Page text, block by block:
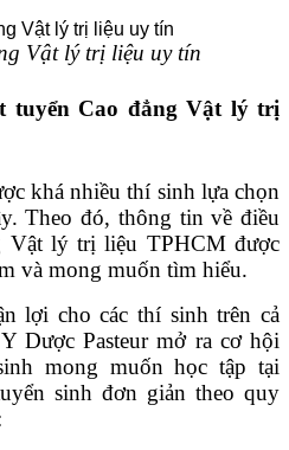
Vật lý trị liệu uy tín
tuyển Cao đẳng Vật lý trị
khá nhiều thí sinh lựa chọn
Theo đó, thông tin về điều
Vật lý trị liệu TPHCM được
và mong muốn tìm hiểu.
lợi cho các thí sinh trên cả
Dược Pasteur mở ra cơ hội
mong muốn học tập tại
sinh đơn giản theo quy